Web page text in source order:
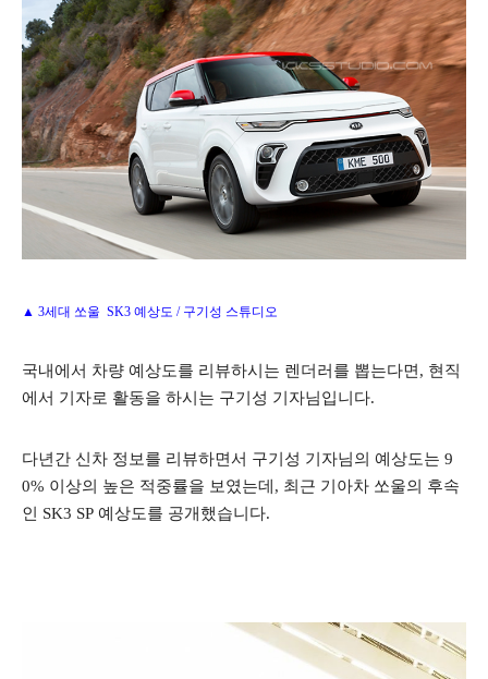
▲ 3세대 쏘울 SK3 예상도 / 구기성 스튜디오
국내에서 차량 예상도를 리뷰하시는 렌더러를 뽑는다면, 현직
에서 기자로 활동을 하시는 구기성 기자님입니다.
다년간 신차 정보를 리뷰하면서 구기성 기자님의 예상도는 9
0% 이상의 높은 적중률을 보였는데, 최근 기아차 쏘울의 후속
인 SK3 SP 예상도를 공개했습니다.